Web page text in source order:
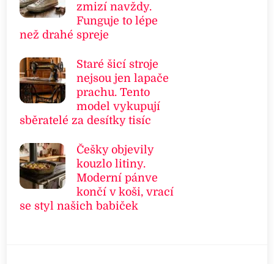
zmizí navždy.
Funguje to lépe
než drahé spreje
Staré šicí stroje
nejsou jen lapače
prachu. Tento
model vykupují
sběratelé za desítky tisíc
Češky objevily
kouzlo litiny.
Moderní pánve
končí v koši, vrací
se styl našich babiček